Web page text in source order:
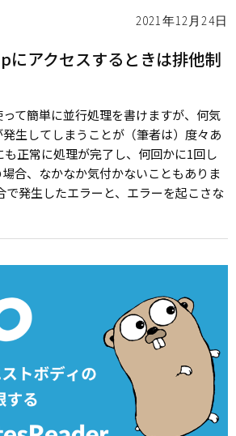
2021年12月24日
アクセスするときは排他制
て簡単に並行処理を書けますが、何気
生してしまうことが（筆者は）度々あ
も正常に処理が完了し、何回かに1回し
合、なかなか気付かないこともありま
で発生したエラーと、エラーを起こさな